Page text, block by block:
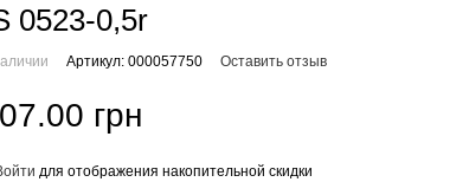
0523-0,5r
Артикул: 000057750 Оставить отзыв
грн
для отображения накопительной скидки